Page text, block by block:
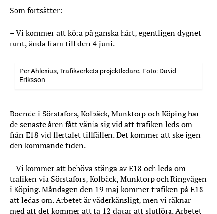
Som fortsätter:
– Vi kommer att köra på ganska hårt, egentligen dygnet
runt, ända fram till den 4 juni.
Per Ahlenius, Trafikverkets projektledare. Foto: David
Eriksson
Boende i Sörstafors, Kolbäck, Munktorp och Köping har
de senaste åren fått vänja sig vid att trafiken leds om
från E18 vid flertalet tillfällen. Det kommer att ske igen
den kommande tiden.
– Vi kommer att behöva stänga av E18 och leda om
trafiken via Sörstafors, Kolbäck, Munktorp och Ringvägen
i Köping. Måndagen den 19 maj kommer trafiken på E18
att ledas om. Arbetet är väderkänsligt, men vi räknar
med att det kommer att ta 12 dagar att slutföra. Arbetet